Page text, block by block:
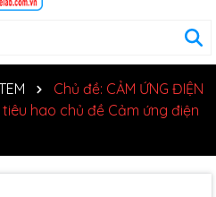
Chủ đề: CẢM ỨNG ĐIỆN
hao chủ đề Cảm ứng điện